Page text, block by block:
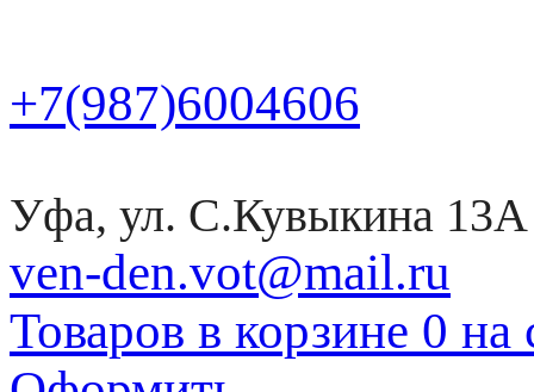
+7(987)6004606
Уфа, ул. С.Кувыкина 13А
ven-den.vot@mail.ru
Товаров в корзине 0